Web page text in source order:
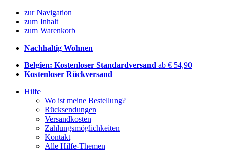
zur Navigation
zum Inhalt
zum Warenkorb
Nachhaltig Wohnen
Belgien: Kostenloser Standardversand ab € 54,90
Kostenloser Rückversand
Hilfe
Wo ist meine Bestellung?
Rücksendungen
Versandkosten
Zahlungsmöglichkeiten
Kontakt
Alle Hilfe-Themen